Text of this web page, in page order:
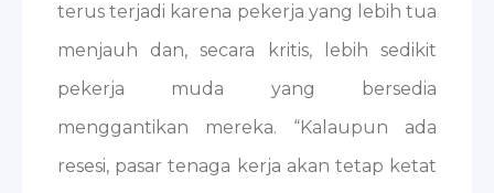
terus terjadi karena pekerja yang lebih tua
menjauh dan, secara kritis, lebih sedikit
pekerja muda yang bersedia
menggantikan mereka. “Kalaupun ada
resesi, pasar tenaga kerja akan tetap ketat